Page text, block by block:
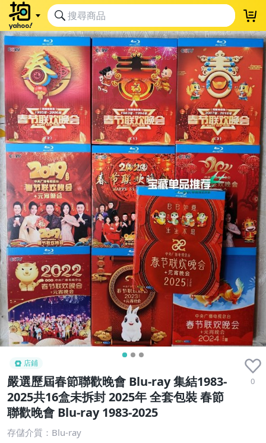
店鋪
嚴選歷屆春節聯歡晚會 Blu-ray 集結1983-
2025共16盒未拆封 2025年 全套包裝 春節
聯歡晚會 Blu-ray 1983-2025
0
存儲介質：Blu-ray